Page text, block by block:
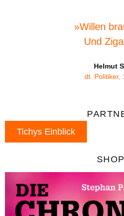
»Willen
Und
Helmut
dt. Politiker,
Tichys Einblick
SHOP